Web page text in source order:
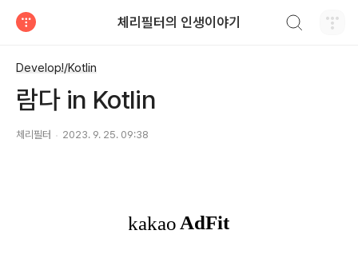
체리필터의 인생이야기
Develop!/Kotlin
람다 in Kotlin
체리필터 2023. 9. 25. 09:38